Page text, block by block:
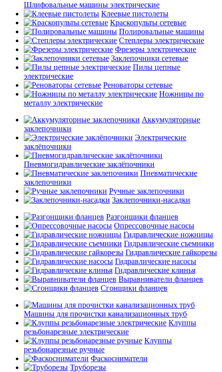
Шлифовальные машины электрические
Клеевые пистолеты
Краскопульты сетевые
Полировальные машины
Степлеры электрические
Фрезеры электрические
Заклепочники сетевые
Пилы цепные
электрические
Реноваторы сетевые
Ножницы по
металлу электрические
Аккумуляторные
заклепочники
Электрические
заклёпочники
Пневмогидравлические заклёпочники
Пневматические
заклепочники
Ручные заклепочники
Заклепочники-насадки
Разгонщики фланцев
Опрессовочные насосы
Гидравлические ножницы
Гидравлические съемники
Гидравлические гайкорезы
Гидравлические насосы
Гидравлические клинья
Выравниватели фланцев
Сгонщики фланцев
Машины для прочистки канализационных труб
Клуппы
резьбонарезные электрические
Клуппы
резьбонарезные ручные
Фаскосниматели
Труборезы